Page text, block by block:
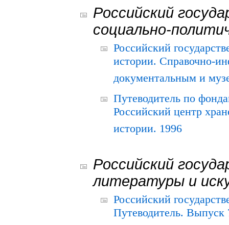
Российский
социально-
Российский
истории. Справочно-
документальным и
Путеводитель по
Российский центр
истории. 1996
Российский
литературы и
Российский
Путеводитель.